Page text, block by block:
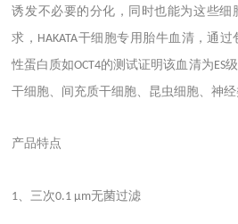
诱发不必要的分化，同时也能为这些细
求， HAKATA干细胞专用胎牛血清，通
性蛋白质如OCT4的测试证明该血清为 ES
干细胞、间充质干细胞、昆虫细胞、神经
产品特点
1、三次0.1 μm无菌过滤